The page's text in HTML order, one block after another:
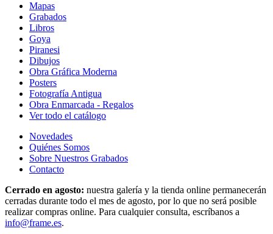
Mapas
Grabados
Libros
Goya
Piranesi
Dibujos
Obra Gráfica Moderna
Posters
Fotografía Antigua
Obra Enmarcada - Regalos
Ver todo el catálogo
Novedades
Quiénes Somos
Sobre Nuestros Grabados
Contacto
Cerrado en agosto: nuestra galería y la tienda online permanecerán
cerradas durante todo el mes de agosto, por lo que no será posible
realizar compras online. Para cualquier consulta, escríbanos a
info@frame.es.